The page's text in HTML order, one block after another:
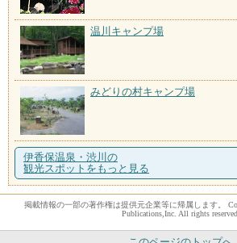
温川キャンプ場
みどりの村キャンプ場
伊香保温泉・渋川の
観光スポットをもっと見る
掲載情報の一部の著作権は提供元企業等に帰属します。
Publications,Inc. All rights